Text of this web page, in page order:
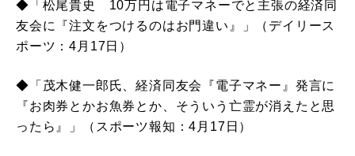
◆「松尾貴史 10万円は電子マネーでと主張の経済同
友会に『注文をつけるのはお門違い』」（デイリース
ポーツ：4月17日）
◆「茂木健一郎氏、経済同友会『電子マネー』発言に
『お肉券とかお魚券とか、そういう亡霊が消えたと思
ったら』」（スポーツ報知：4月17日）